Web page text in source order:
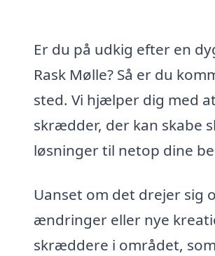
Er du på udkig efter en
Rask Mølle? Så er du
sted. Vi hjælper dig med
skrædder, der kan skabe
løsninger til netop dine
Uanset om det drejer sig
ændringer eller nye
skræddere i området,